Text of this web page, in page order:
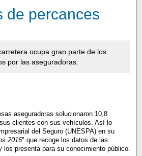
de percances
ocupa gran parte de los
por las aseguradoras.
aseguradoras solucionaron 10,8
clientes con sus vehículos. Así lo
del Seguro (UNESPA) en su
2016" que recoge los datos de las
los presenta para su conocimiento público.